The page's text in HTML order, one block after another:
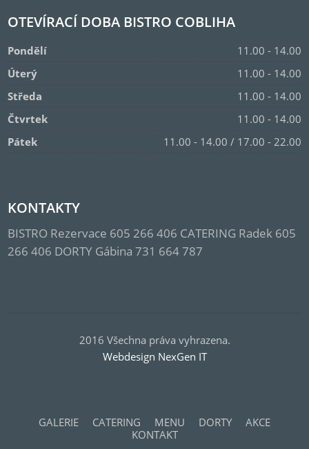
OTEVÍRACÍ DOBA BISTRO COBLIHA
Pondělí
11.00 - 14.00
Úterý
11.00 - 14.00
Středa
11.00 - 14.00
Čtvrtek
11.00 - 14.00
Pátek
11.00 - 14.00 / 17.00 - 22.00
KONTAKTY
BISTRO Rezervace 605 266 406 CATERING Radek 605
266 406 DORTY Gábina 731 664 787
2016 Všechna práva vyhrazena.
Webdesign NexGen IT
GALERIE CATERING MENU DORTY
AKCE
KONTAKT